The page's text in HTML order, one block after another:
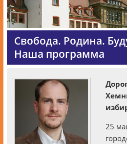
Свобода. Родина.
Наша программа
25